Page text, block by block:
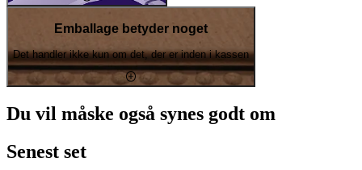
Emballage betyder noget
Det handler ikke kun om det, der er inden i kassen
Du vil måske også synes godt om
Senest set